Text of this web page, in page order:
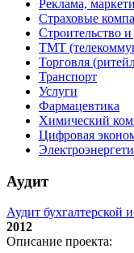
Реклама,
Страховые
Строительство
ТМТ
Торговля
Транспорт
Услуги
Фармацевтика
Химический
Цифровая
Аудит
Аудит
2012
Описание проекта: